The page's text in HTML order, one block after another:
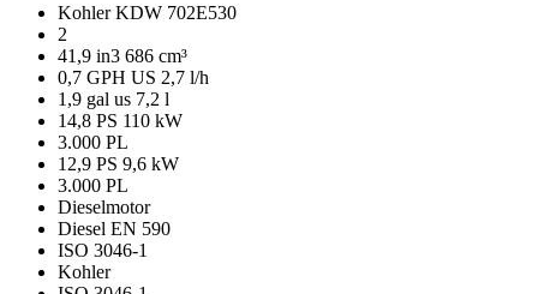
Kohler KDW 702E530
2
41,9 in3 686 cm³
0,7 GPH US 2,7 l/h
1,9 gal us 7,2 l
14,8 PS 110 kW
3.000 PL
12,9 PS 9,6 kW
3.000 PL
Dieselmotor
Diesel EN 590
ISO 3046-1
Kohler